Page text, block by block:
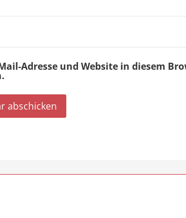
Adresse und Website in diesem